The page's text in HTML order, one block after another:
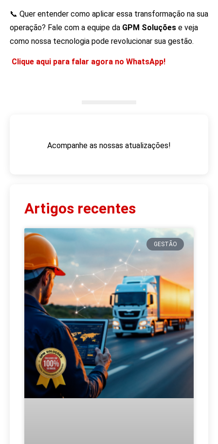
📞 Quer entender como aplicar essa transformação na sua
operação? Fale com a equipe da GPM Soluções e veja
como nossa tecnologia pode revolucionar sua gestão.
Clique aqui para falar agora no WhatsApp!
Acompanhe as nossas atualizações!
Artigos recentes
GESTÃO